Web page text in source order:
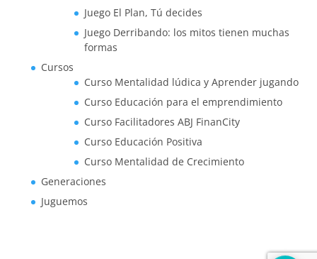
Juego El Plan, Tú decides
Juego Derribando: los mitos tienen muchas
formas
Cursos
Curso Mentalidad lúdica y Aprender jugando
Curso Educación para el emprendimiento
Curso Facilitadores ABJ FinanCity
Curso Educación Positiva
Curso Mentalidad de Crecimiento
Generaciones
Juguemos